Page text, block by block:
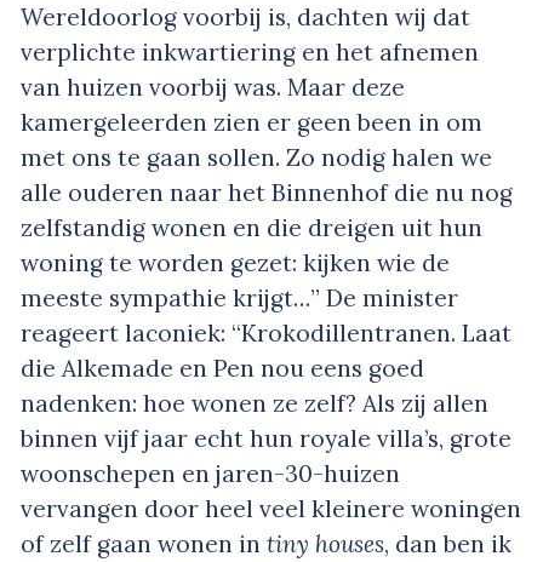
Wereldoorlog voorbij is, dachten wij dat
verplichte inkwartiering en het afnemen
van huizen voorbij was. Maar deze
kamergeleerden zien er geen been in om
met ons te gaan sollen. Zo nodig halen we
alle ouderen naar het Binnenhof die nu nog
zelfstandig wonen en die dreigen uit hun
woning te worden gezet: kijken wie de
meeste sympathie krijgt…” De minister
reageert laconiek: “Krokodillentranen. Laat
die Alkemade en Pen nou eens goed
nadenken: hoe wonen ze zelf? Als zij allen
binnen vijf jaar echt hun royale villa’s, grote
woonschepen en jaren-30-huizen
vervangen door heel veel kleinere woningen
of zelf gaan wonen in tiny houses, dan ben ik